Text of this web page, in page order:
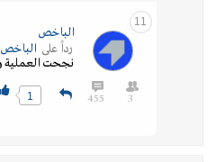
11
3
455
الباخص
رداً على الباخص
نجحت العملية
1